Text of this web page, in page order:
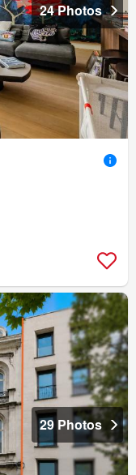
24 Photos
29 Photos